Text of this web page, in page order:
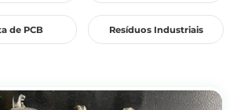
de PCB Resíduos Industriais